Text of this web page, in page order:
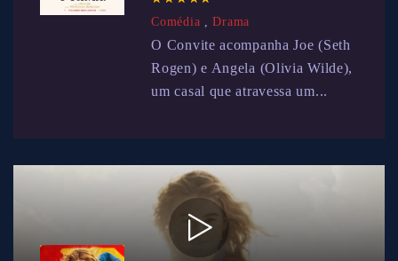
Comédia ,Drama
O Convite acompanha Joe (Seth
Rogen) e Angela (Olivia Wilde),
um casal que atravessa um...